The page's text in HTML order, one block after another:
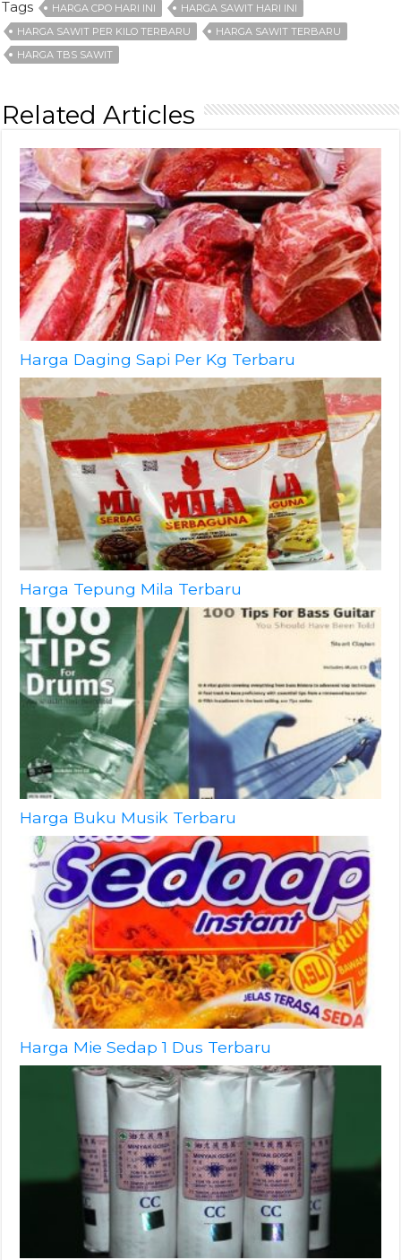
Tags HARGA CPO HARI INI
HARGA SAWIT HARI INI
HARGA SAWIT PER KILO TERBARU
HARGA SAWIT TERBARU
HARGA TBS SAWIT
Related Articles
Harga Daging Sapi Per Kg Terbaru
Harga Tepung Mila Terbaru
Harga Buku Musik Terbaru
Harga Mie Sedap 1 Dus Terbaru